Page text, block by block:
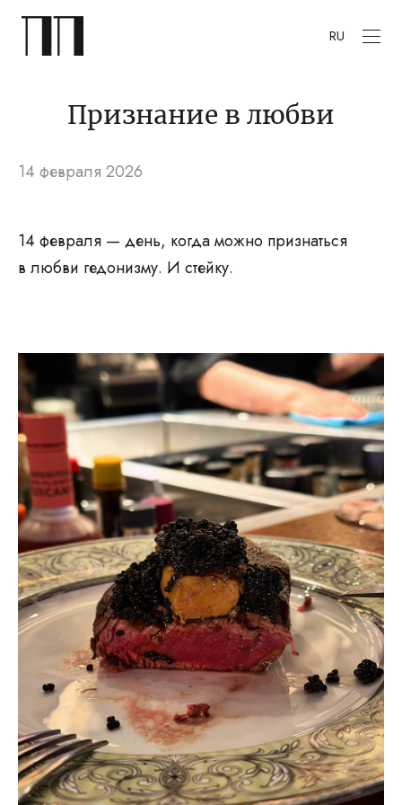
RU
Признание в любви
14 февраля 2026
14 февраля — день, когда можно признаться
в любви гедонизму. И стейку.